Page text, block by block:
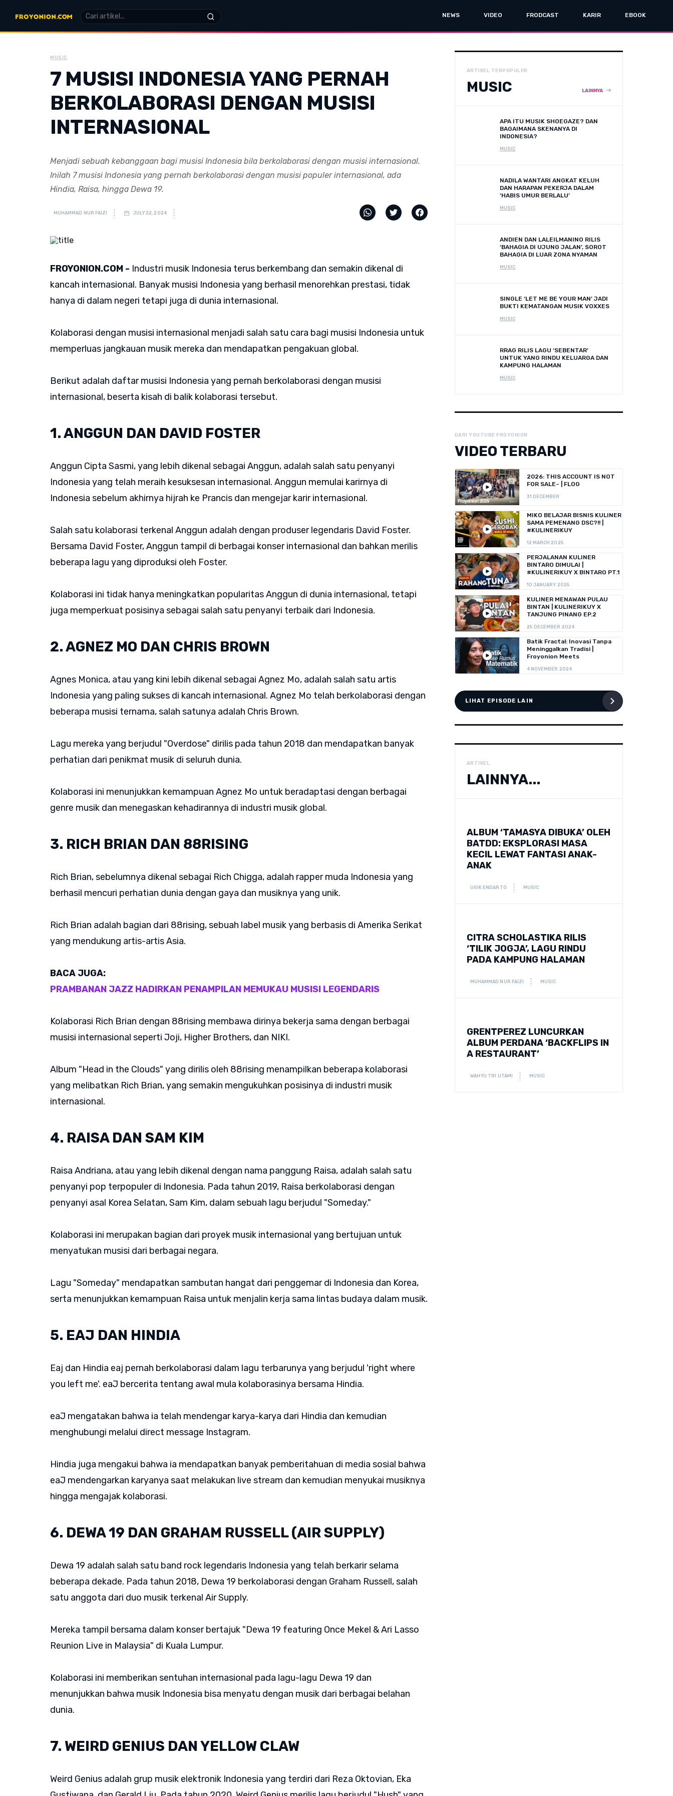
NEWS VIDEO FRODCAST KARIR EBOOK
MUSIC
7 MUSISI INDONESIA YANG PERNAH
BERKOLABORASI DENGAN MUSISI
INTERNASIONAL
Menjadi sebuah kebanggaan bagi musisi Indonesia bila berkolaborasi dengan musisi internasional.
Inilah 7 musisi Indonesia yang pernah berkolaborasi dengan musisi populer internasional, ada
Hindia, Raisa, hingga Dewa 19.
MUHAMMAD NUR FAIZI JULY 22, 2024
FROYONION.COM - Industri musik Indonesia terus berkembang dan semakin dikenal di
kancah internasional. Banyak musisi Indonesia yang berhasil menorehkan prestasi, tidak
hanya di dalam negeri tetapi juga di dunia internasional.
Kolaborasi dengan musisi internasional menjadi salah satu cara bagi musisi Indonesia untuk
memperluas jangkauan musik mereka dan mendapatkan pengakuan global.
Berikut adalah daftar musisi Indonesia yang pernah berkolaborasi dengan musisi
internasional, beserta kisah di balik kolaborasi tersebut.
1. ANGGUN DAN DAVID FOSTER
Anggun Cipta Sasmi, yang lebih dikenal sebagai Anggun, adalah salah satu penyanyi
Indonesia yang telah meraih kesuksesan internasional. Anggun memulai karirnya di
Indonesia sebelum akhirnya hijrah ke Prancis dan mengejar karir internasional.
Salah satu kolaborasi terkenal Anggun adalah dengan produser legendaris David Foster.
Bersama David Foster, Anggun tampil di berbagai konser internasional dan bahkan merilis
beberapa lagu yang diproduksi oleh Foster.
Kolaborasi ini tidak hanya meningkatkan popularitas Anggun di dunia internasional, tetapi
juga memperkuat posisinya sebagai salah satu penyanyi terbaik dari Indonesia.
2. AGNEZ MO DAN CHRIS BROWN
Agnes Monica, atau yang kini lebih dikenal sebagai Agnez Mo, adalah salah satu artis
Indonesia yang paling sukses di kancah internasional. Agnez Mo telah berkolaborasi dengan
beberapa musisi ternama, salah satunya adalah Chris Brown.
Lagu mereka yang berjudul "Overdose" dirilis pada tahun 2018 dan mendapatkan banyak
perhatian dari penikmat musik di seluruh dunia.
Kolaborasi ini menunjukkan kemampuan Agnez Mo untuk beradaptasi dengan berbagai
genre musik dan menegaskan kehadirannya di industri musik global.
3. RICH BRIAN DAN 88RISING
Rich Brian, sebelumnya dikenal sebagai Rich Chigga, adalah rapper muda Indonesia yang
berhasil mencuri perhatian dunia dengan gaya dan musiknya yang unik.
Rich Brian adalah bagian dari 88rising, sebuah label musik yang berbasis di Amerika Serikat
yang mendukung artis-artis Asia.
BACA JUGA:
PRAMBANAN JAZZ HADIRKAN PENAMPILAN MEMUKAU MUSISI LEGENDARIS
Kolaborasi Rich Brian dengan 88rising membawa dirinya bekerja sama dengan berbagai
musisi internasional seperti Joji, Higher Brothers, dan NIKI.
Album "Head in the Clouds" yang dirilis oleh 88rising menampilkan beberapa kolaborasi
yang melibatkan Rich Brian, yang semakin mengukuhkan posisinya di industri musik
internasional.
4. RAISA DAN SAM KIM
Raisa Andriana, atau yang lebih dikenal dengan nama panggung Raisa, adalah salah satu
penyanyi pop terpopuler di Indonesia. Pada tahun 2019, Raisa berkolaborasi dengan
penyanyi asal Korea Selatan, Sam Kim, dalam sebuah lagu berjudul "Someday."
Kolaborasi ini merupakan bagian dari proyek musik internasional yang bertujuan untuk
menyatukan musisi dari berbagai negara.
Lagu "Someday" mendapatkan sambutan hangat dari penggemar di Indonesia dan Korea,
serta menunjukkan kemampuan Raisa untuk menjalin kerja sama lintas budaya dalam musik.
5. EAJ DAN HINDIA
Eaj dan Hindia eaj pernah berkolaborasi dalam lagu terbarunya yang berjudul 'right where
you left me'. eaJ bercerita tentang awal mula kolaborasinya bersama Hindia.
eaJ mengatakan bahwa ia telah mendengar karya-karya dari Hindia dan kemudian
menghubungi melalui direct message Instagram.
Hindia juga mengakui bahwa ia mendapatkan banyak pemberitahuan di media sosial bahwa
eaJ mendengarkan karyanya saat melakukan live stream dan kemudian menyukai musiknya
hingga mengajak kolaborasi.
6. DEWA 19 DAN GRAHAM RUSSELL (AIR SUPPLY)
Dewa 19 adalah salah satu band rock legendaris Indonesia yang telah berkarir selama
beberapa dekade. Pada tahun 2018, Dewa 19 berkolaborasi dengan Graham Russell, salah
satu anggota dari duo musik terkenal Air Supply.
Mereka tampil bersama dalam konser bertajuk "Dewa 19 featuring Once Mekel & Ari Lasso
Reunion Live in Malaysia" di Kuala Lumpur.
Kolaborasi ini memberikan sentuhan internasional pada lagu-lagu Dewa 19 dan
menunjukkan bahwa musik Indonesia bisa menyatu dengan musik dari berbagai belahan
dunia.
7. WEIRD GENIUS DAN YELLOW CLAW
Weird Genius adalah grup musik elektronik Indonesia yang terdiri dari Reza Oktovian, Eka
ARTIKEL TERPOPULER
MUSIC LAINNYA
APA ITU MUSIK SHOEGAZE? DAN
BAGAIMANA SKENANYA DI
INDONESIA?
MUSIC
NADILA WANTARI ANGKAT KELUH
DAN HARAPAN PEKERJA DALAM
‘HABIS UMUR BERLALU’
MUSIC
ANDIEN DAN LALEILMANINO RILIS
‘BAHAGIA DI UJUNG JALAN’, SOROT
BAHAGIA DI LUAR ZONA NYAMAN
MUSIC
SINGLE ‘LET ME BE YOUR MAN’ JADI
BUKTI KEMATANGAN MUSIK VOXXES
MUSIC
RRAG RILIS LAGU ‘SEBENTAR’
UNTUK YANG RINDU KELUARGA DAN
KAMPUNG HALAMAN
MUSIC
DARI YOUTUBE FROYONION
VIDEO TERBARU
2026: THIS ACCOUNT IS NOT
FOR SALE~ | FLOG
31 DECEMBER
MIKO BELAJAR BISNIS KULINER
SAMA PEMENANG DSC?!! |
#KULINERIKUY
12 MARCH 2025
PERJALANAN KULINER
BINTARO DIMULAI |
#KULINERIKUY X BINTARO PT.1
10 JANUARY 2025
KULINER MENAWAN PULAU
BINTAN | KULINERIKUY X
TANJUNG PINANG EP.2
25 DECEMBER 2024
Batik Fractal: Inovasi Tanpa
Meninggalkan Tradisi |
Froyonion Meets
4 NOVEMBER 2024
LIHAT EPISODE LAIN
ARTIKEL
LAINNYA...
ALBUM ‘TAMASYA DIBUKA’ OLEH
BATDD: EKSPLORASI MASA
KECIL LEWAT FANTASI ANAK-
ANAK
UGIK ENDARTO MUSIC
CITRA SCHOLASTIKA RILIS
‘TILIK JOGJA’, LAGU RINDU
PADA KAMPUNG HALAMAN
MUHAMMAD NUR FAIZI MUSIC
GRENTPEREZ LUNCURKAN
ALBUM PERDANA ‘BACKFLIPS IN
A RESTAURANT’
WAHYU TRI UTAMI MUSIC